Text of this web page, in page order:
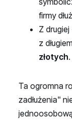
firmy
Z
z
złotych.
Ta ogromna
zadłużenia"